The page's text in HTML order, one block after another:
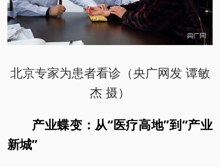
北京专家为患者看诊（央广网发 谭敏
杰 摄）
产业蝶变：从“医疗高地”到“产业
新城”